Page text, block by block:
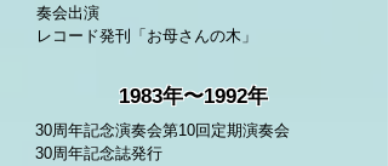
奏会出演
レコード発刊「お母さんの木」
1983年〜1992年
30周年記念演奏会第10回定期演奏会
30周年記念誌発行